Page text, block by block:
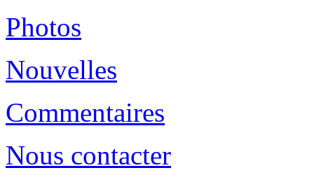
Photos
Nouvelles
Commentaires
Nous contacter